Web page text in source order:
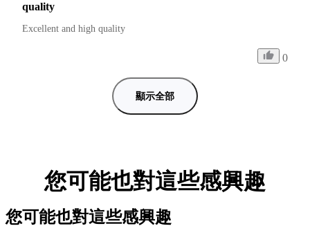
quality
Excellent and high quality
0
顯示全部
您可能也對這些感興趣
您可能也對這些感興趣